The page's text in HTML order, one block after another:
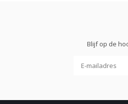
Blijf op de